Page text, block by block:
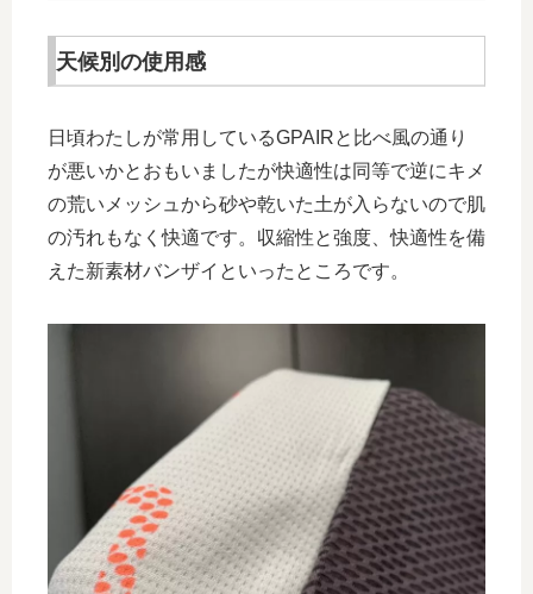
天候別の使用感
日頃わたしが常用しているGPAIRと比べ風の通り
が悪いかとおもいましたが快適性は同等で逆にキメ
の荒いメッシュから砂や乾いた土が入らないので肌
の汚れもなく快適です。収縮性と強度、快適性を備
えた新素材バンザイといったところです。